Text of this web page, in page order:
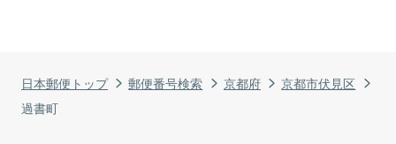
日本郵便トップ 郵便番号検索 京都府
京都市伏見区
過書町